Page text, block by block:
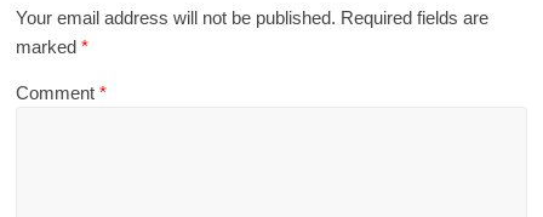
Your email address will not be published. Required fields are
marked*
Comment*